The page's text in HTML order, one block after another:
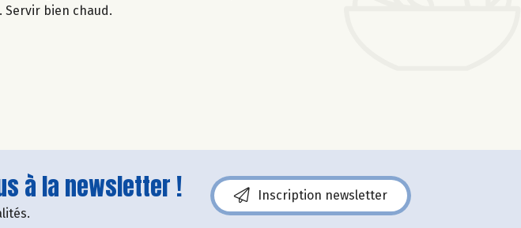
Servir bien chaud.
à la newsletter ! Inscription newsletter